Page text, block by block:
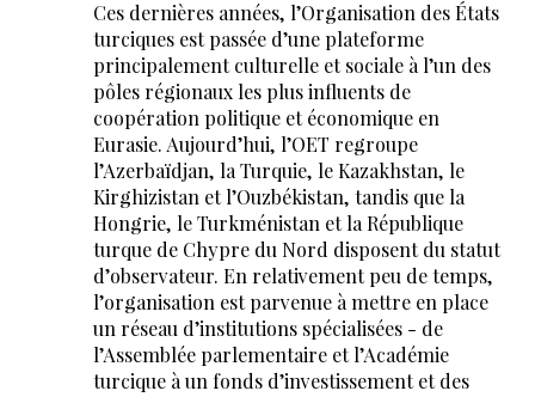
Ces dernières années, l’Organisation des États
turciques est passée d’une plateforme
principalement culturelle et sociale à l’un des
pôles régionaux les plus influents de
coopération politique et économique en
Eurasie. Aujourd’hui, l’OET regroupe
l’Azerbaïdjan, la Turquie, le Kazakhstan, le
Kirghizistan et l’Ouzbékistan, tandis que la
Hongrie, le Turkménistan et la République
turque de Chypre du Nord disposent du statut
d’observateur. En relativement peu de temps,
l’organisation est parvenue à mettre en place
un réseau d’institutions spécialisées - de
l’Assemblée parlementaire et l’Académie
turcique à un fonds d’investissement et des